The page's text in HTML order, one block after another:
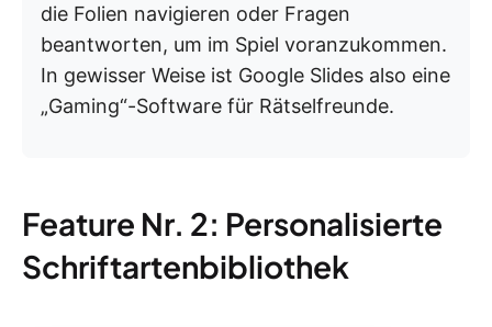
die Folien navigieren oder Fragen
beantworten, um im Spiel voranzukommen.
In gewisser Weise ist Google Slides also eine
„Gaming“-Software für Rätselfreunde.
Feature Nr. 2: Personalisierte
Schriftartenbibliothek